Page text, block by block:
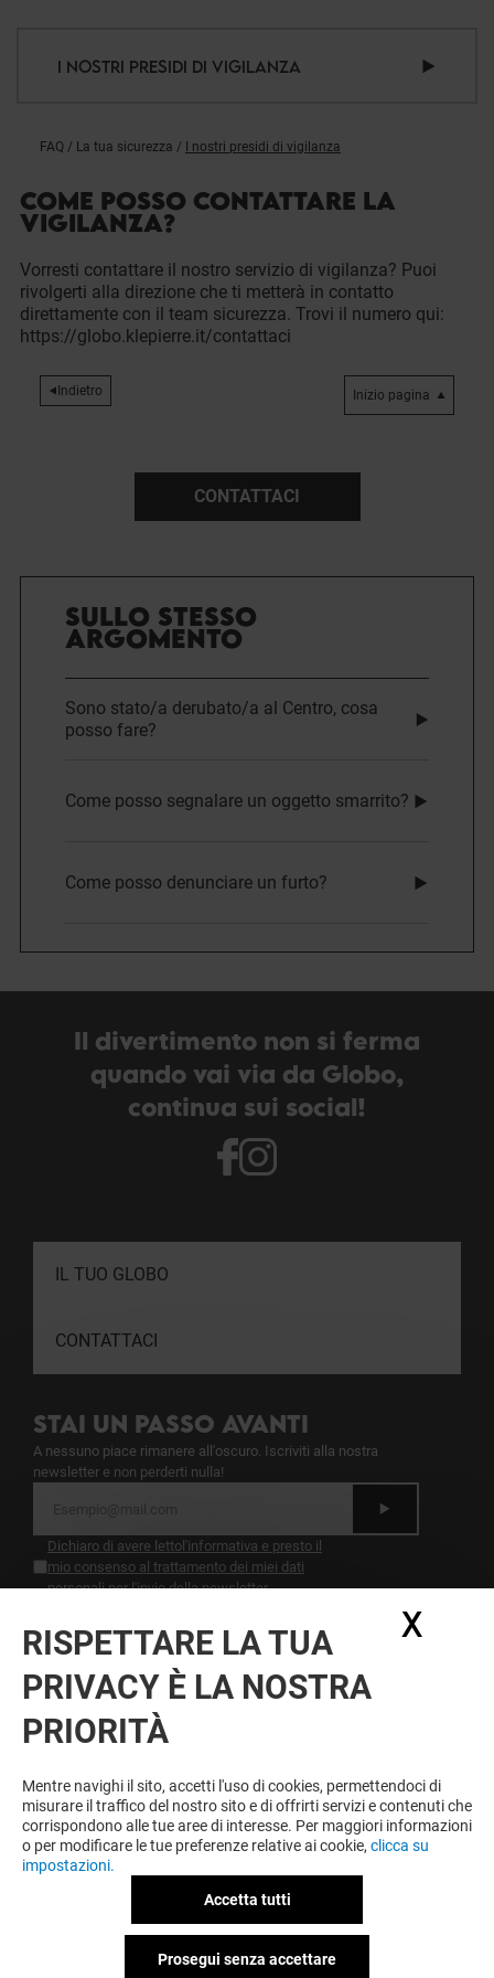
I NOSTRI PRESIDI DI VIGILANZA
FAQ / La tua sicurezza / I nostri presidi di vigilanza
COME POSSO CONTATTARE LA
VIGILANZA?
Vorresti contattare il nostro servizio di vigilanza? Puoi
rivolgerti alla direzione che ti metterà in contatto
direttamente con il team sicurezza. Trovi il numero qui:
https://globo.klepierre.it/contattaci
Indietro Inizio pagina
CONTATTACI
SULLO STESSO
ARGOMENTO
Sono stato/a derubato/a al Centro, cosa
posso fare?
Come posso segnalare un oggetto smarrito?
Come posso denunciare un furto?
Il divertimento non si ferma
quando vai via da Globo,
continua sui social!
IL TUO GLOBO
CONTATTACI
STAI UN PASSO AVANTI
A nessuno piace rimanere all'oscuro. Iscriviti alla nostra
newsletter e non perderti nulla!
Dichiaro di avere letto l'informativa e presto il
mio consenso al trattamento dei miei dati
personali per l'invio della newsletter
DIVERTIMENTO A PORTATA DI
MANO
app e comincia a giocare.0
Condizioni d'utilizzoNote legali
Informativa sulla privacy
Informativa Sulla Registrazione
Informativa Sulla Newsletter
Informativa contatti e affitto spazi
Informativa questionario di gradimento
Informativa sui cookies
Informativa Twitter
RISPETTARE LA TUA
PRIVACY È LA NOSTRA
PRIORITÀ
Mentre navighi il sito, accetti l'uso di cookies, permettendoci di
misurare il traffico del nostro sito e di offrirti servizi e contenuti che
corrispondono alle tue aree di interesse. Per maggiori informazioni
o per modificare le tue preferenze relative ai cookie, clicca su
impostazioni.
Accetta tutti
Prosegui senza accettare
X